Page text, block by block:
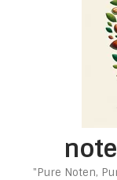
"Pure Noten,